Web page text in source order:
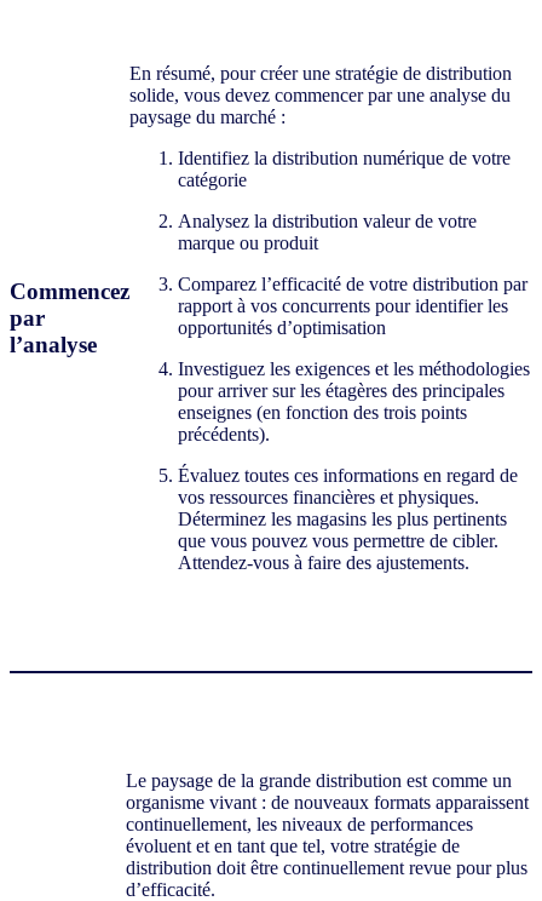
Commencez
par
l’analyse
En résumé, pour créer une stratégie de distribution
solide, vous devez commencer par une analyse du
paysage du marché :
Identifiez la distribution numérique de votre
catégorie
Analysez la distribution valeur de votre
marque ou produit
Comparez l’efficacité de votre distribution par
rapport à vos concurrents pour identifier les
opportunités d’optimisation
Investiguez les exigences et les méthodologies
pour arriver sur les étagères des principales
enseignes (en fonction des trois points
précédents).
Évaluez toutes ces informations en regard de
vos ressources financières et physiques.
Déterminez les magasins les plus pertinents
que vous pouvez vous permettre de cibler.
Attendez-vous à faire des ajustements.
Le paysage de la grande distribution est comme un
organisme vivant : de nouveaux formats apparaissent
continuellement, les niveaux de performances
évoluent et en tant que tel, votre stratégie de
distribution doit être continuellement revue pour plus
d’efficacité.